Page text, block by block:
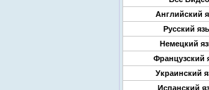
Английский
Русский
Немецкий
Французский
Украинский
Испанский